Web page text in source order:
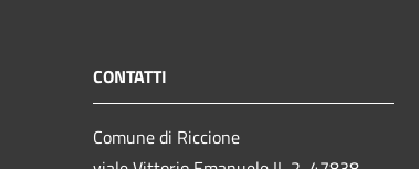
CONTATTI
Comune di Riccione